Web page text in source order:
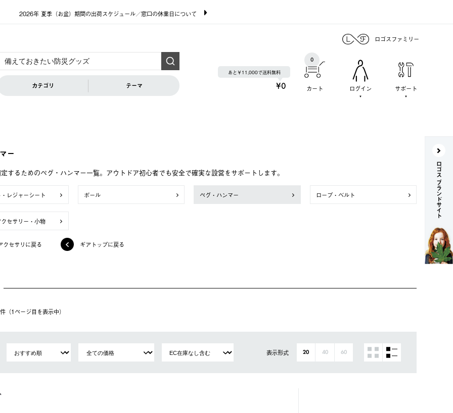
2026年 夏季（お盆）期間の出荷スケジュール／窓口の休業日について
ロゴスファミリー
カテゴリ テーマ
あと￥11,000で送料無料
¥0 カート
0
ログイン サポート
ー
するためのペグ・ハンマー一覧。アウトドア初心者でも安全で確実な設営をサポートします。
レジャーシート ポール ペグ・ハンマー ロープ・ベルト
セサリー・小物
クセサリに戻る ギアトップに戻る
（1ページ⽬を表⽰中）
表示形式 20 40 60
ロゴス ブランドサイト